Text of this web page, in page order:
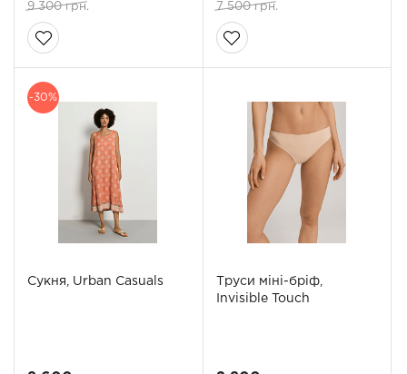
9 300 грн. 7 500 грн.
-30%
Сукня, Urban Casuals
Труси міні-бріф,
Invisible Touch